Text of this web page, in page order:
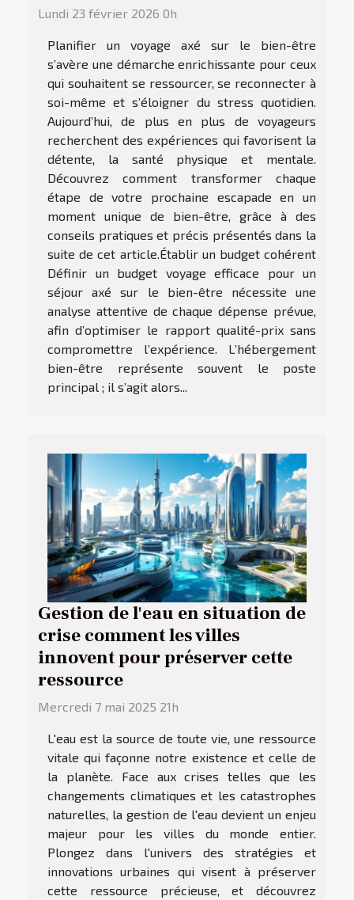
Lundi 23 février 2026 0h
Planifier un voyage axé sur le bien-être
s’avère une démarche enrichissante pour ceux
qui souhaitent se ressourcer, se reconnecter à
soi-même et s’éloigner du stress quotidien.
Aujourd’hui, de plus en plus de voyageurs
recherchent des expériences qui favorisent la
détente, la santé physique et mentale.
Découvrez comment transformer chaque
étape de votre prochaine escapade en un
moment unique de bien-être, grâce à des
conseils pratiques et précis présentés dans la
suite de cet article.Établir un budget cohérent
Définir un budget voyage efficace pour un
séjour axé sur le bien-être nécessite une
analyse attentive de chaque dépense prévue,
afin d’optimiser le rapport qualité-prix sans
compromettre l’expérience. L’hébergement
bien-être représente souvent le poste
principal ; il s’agit alors...
Gestion de l'eau en situation de
crise comment les villes
innovent pour préserver cette
ressource
Mercredi 7 mai 2025 21h
L'eau est la source de toute vie, une ressource
vitale qui façonne notre existence et celle de
la planète. Face aux crises telles que les
changements climatiques et les catastrophes
naturelles, la gestion de l'eau devient un enjeu
majeur pour les villes du monde entier.
Plongez dans l'univers des stratégies et
innovations urbaines qui visent à préserver
cette ressource précieuse, et découvrez